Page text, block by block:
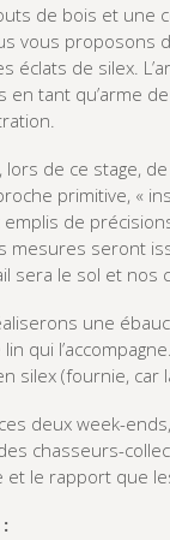
de bois et une
vous proposons
éclats de silex.
en tant qu’arme
lors de ce stage,
primitive, «
de
mesures seront
sera le sol et nos
une
qui
silex (fournie,
deux week-
chasseurs-
et le rapport que